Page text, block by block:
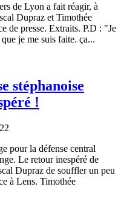
de Lyon a fait réagir, à
Dupraz et Timothée
de presse. Extraits. P.D : "Je
je me suis faite. ça...
stéphanoise
!
pour la défense central
Le retour inespéré de
Dupraz de souffler un peu
à Lens. Timothée